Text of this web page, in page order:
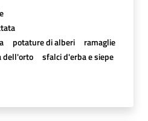
potature di alberi
ramaglie
dell'orto
sfalci d'erba e siepe